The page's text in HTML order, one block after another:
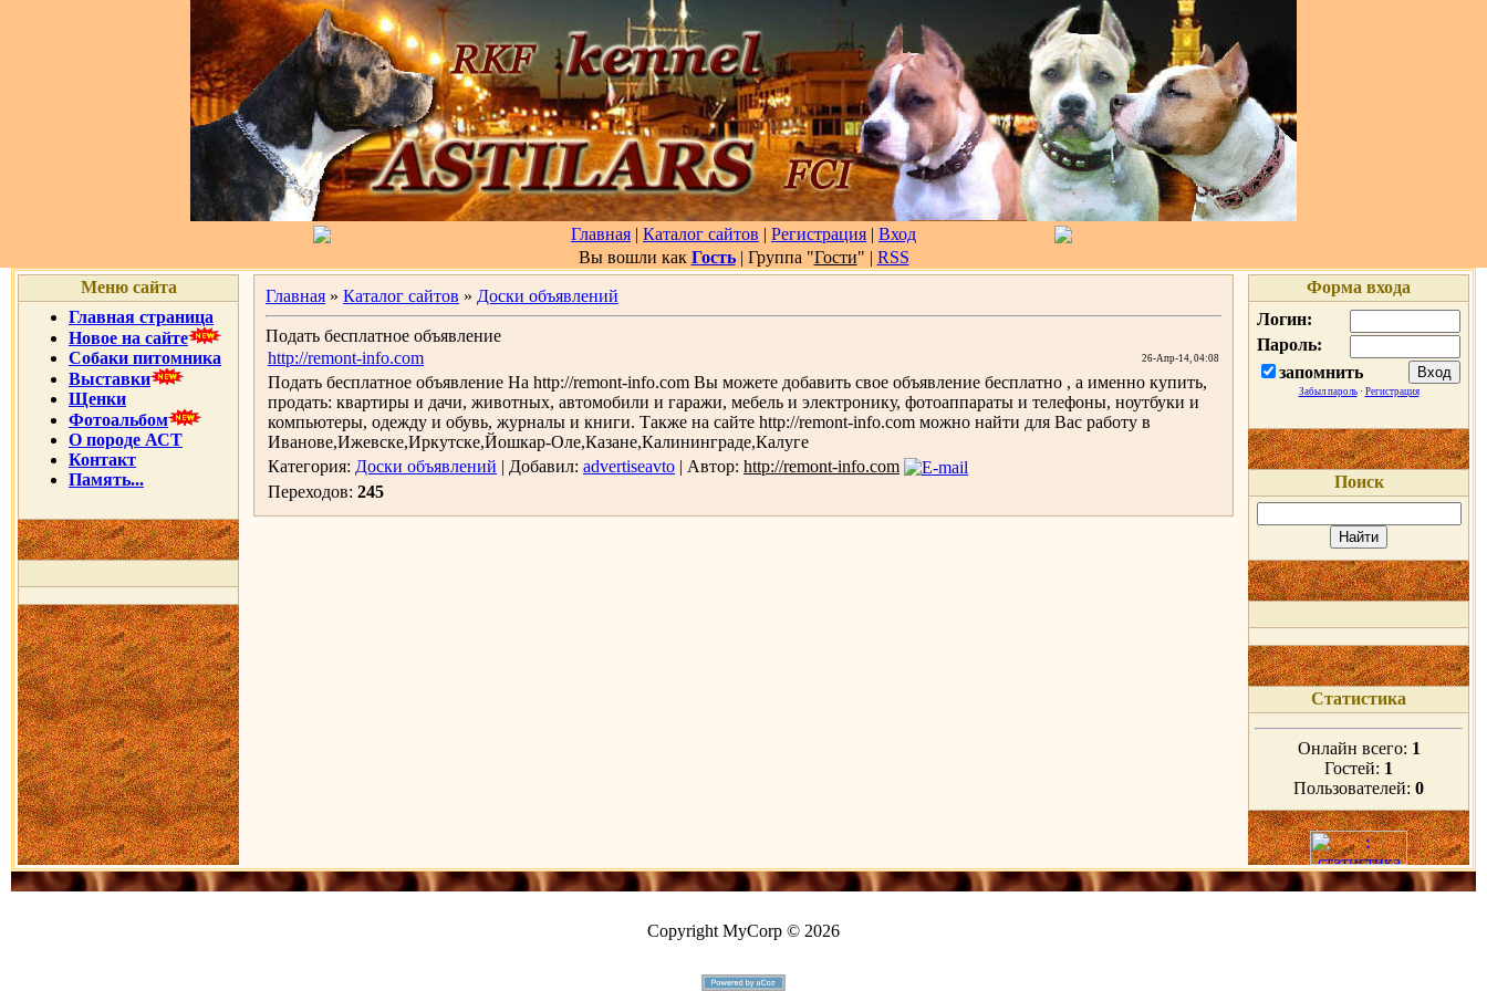
Главная | Каталог сайтов | Регистрация | Вход
Вы вошли как Гость| Группа "Гости" | RSS
Меню сайта
Главная страница
Новое на сайте
Собаки питомника
Выставки
Щенки
Фотоальбом
О породе АСТ
Контакт
Память...
Главная » Каталог сайтов » Доски объявлений
Подать бесплатное объявление
http://remont-info.com
26-Апр-14, 04:08
Подать бесплатное объявление На http://remont-info.com Вы можете добавить свое объявление бесплатно , а именно купить,
продать: квартиры и дачи, животных, автомобили и гаражи, мебель и электронику, фотоаппараты и телефоны, ноутбуки и
компьютеры, одежду и обувь, журналы и книги. Также на сайте http://remont-info.com можно найти для Вас работу в
Иванове,Ижевске,Иркутске,Йошкар-Оле,Казане,Калининграде,Калуге
Категория: Доски объявлений | Добавил: advertiseavto | Автор: http://remont-info.com
Переходов: 245
Форма входа
Логин:
Пароль:
запомнить
Забыл пароль· Регистрация
Поиск
Статистика
Онлайн всего: 1
Гостей: 1
Пользователей: 0
Copyright MyCorp © 2026